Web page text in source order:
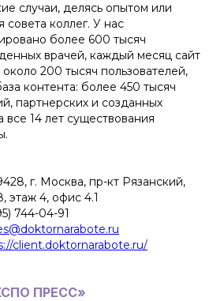
случаи, делясь опытом или
совета коллег. У нас
более 600 тысяч
врачей, каждый месяц сайт
200 тысяч пользователей,
контента: более 450 тысяч
партнерских и созданных
все 14 лет существования
г. Москва, пр-кт Рязанский,
этаж 4, офис 4.1
744-04-91
client.doktornarabote.ru/
ПРЕСС»